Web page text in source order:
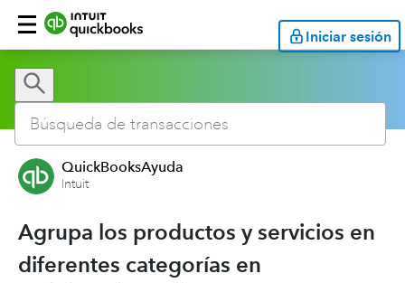
Iniciar sesión
QuickBooksAyuda
Intuit
Agrupa los productos y servicios en
diferentes categorías en